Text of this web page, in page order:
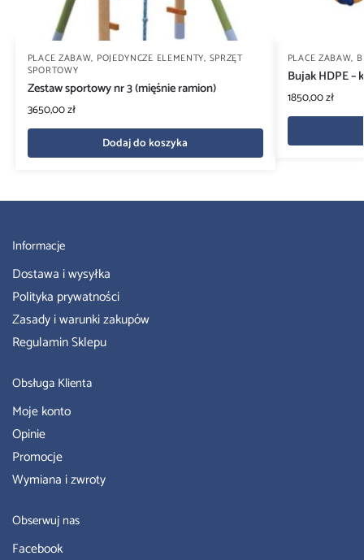
PLACE ZABAW, POJEDYNCZE ELEMENTY, SPRZĘT
SPORTOWY
Zestaw sportowy nr 3 (mięśnie ramion)
3650,00zł
Dodaj do koszyka
PLACE ZABAW,
Bujak HDPE –
1850,00zł
Informacje
Dostawa i wysyłka
Polityka prywatności
Zasady i warunki zakupów
Regulamin Sklepu
Obsługa Klienta
Moje konto
Opinie
Promocje
Wymiana i zwroty
Obserwuj nas
Facebook